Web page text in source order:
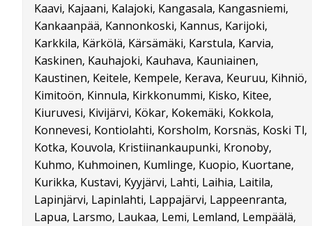
Kaavi, Kajaani, Kalajoki, Kangasala, Kangasniemi,
Kankaanpää, Kannonkoski, Kannus, Karijoki,
Karkkila, Kärkölä, Kärsämäki, Karstula, Karvia,
Kaskinen, Kauhajoki, Kauhava, Kauniainen,
Kaustinen, Keitele, Kempele, Kerava, Keuruu, Kihniö,
Kimitoön, Kinnula, Kirkkonummi, Kisko, Kitee,
Kiuruvesi, Kivijärvi, Kökar, Kokemäki, Kokkola,
Konnevesi, Kontiolahti, Korsholm, Korsnäs, Koski Tl,
Kotka, Kouvola, Kristiinankaupunki, Kronoby,
Kuhmo, Kuhmoinen, Kumlinge, Kuopio, Kuortane,
Kurikka, Kustavi, Kyyjärvi, Lahti, Laihia, Laitila,
Lapinjärvi, Lapinlahti, Lappajärvi, Lappeenranta,
Lapua, Larsmo, Laukaa, Lemi, Lemland, Lempäälä,